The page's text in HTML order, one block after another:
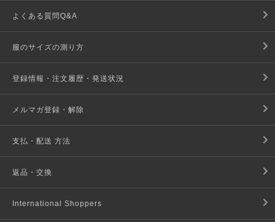
よくある質問Q&A
服のサイズの測り方
登録情報・注文履歴・発送状況
メルマガ登録・解除
支払・配送 方法
返品・交換
International Shoppers